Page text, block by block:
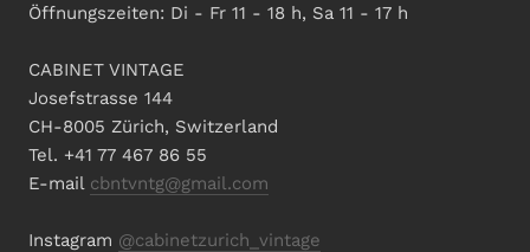
Öffnungszeiten: Di - Fr 11 - 18 h, Sa 11 - 17 h
CABINET VINTAGE
Josefstrasse 144
CH-8005 Zürich, Switzerland
Tel. +41 77 467 86 55
E-mail cbntvntg@gmail.com
Instagram @cabinetzurich_vintage